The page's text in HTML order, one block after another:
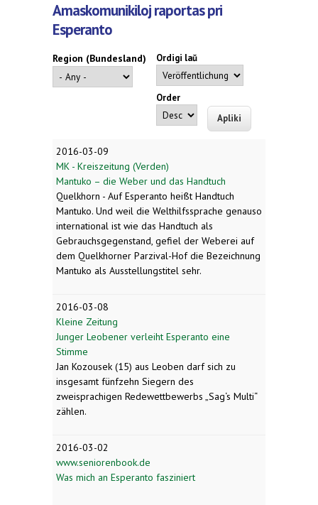
Amaskomunikiloj raportas pri
Esperanto
Region (Bundesland) Ordigi laŭ
Order
2016-03-09
MK - Kreiszeitung (Verden)
Mantuko – die Weber und das Handtuch
Quelkhorn - Auf Esperanto heißt Handtuch
Mantuko. Und weil die Welthilfssprache genauso
international ist wie das Handtuch als
Gebrauchsgegenstand, gefiel der Weberei auf
dem Quelkhorner Parzival-Hof die Bezeichnung
Mantuko als Ausstellungstitel sehr.
2016-03-08
Kleine Zeitung
Junger Leobener verleiht Esperanto eine
Stimme
Jan Kozousek (15) aus Leoben darf sich zu
insgesamt fünfzehn Siegern des
zweisprachigen Redewettbewerbs „Sag‘s Multi“
zählen.
2016-03-02
www.seniorenbook.de
Was mich an Esperanto fasziniert